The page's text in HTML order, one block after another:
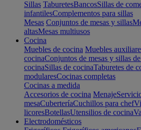
Sillas TaburetesBancosSillas de
infantilesComplementos para sillas
Mesas Conjuntos de mesas y sillas
altasMesas multiusos
Cocina
Muebles de cocina Muebles
cocinaConjuntos de mesas y sillas
cocinaSillas de cocinaTaburetes de
modularesCocinas completas
Cocinas a medida
Accesorios de cocina Menaje
mesaCuberteríaCuchillos para chef
licoresBotellasUtensilios de cocina
Electrodomésticos